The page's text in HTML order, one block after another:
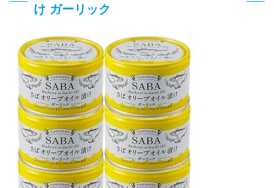
け ガーリック